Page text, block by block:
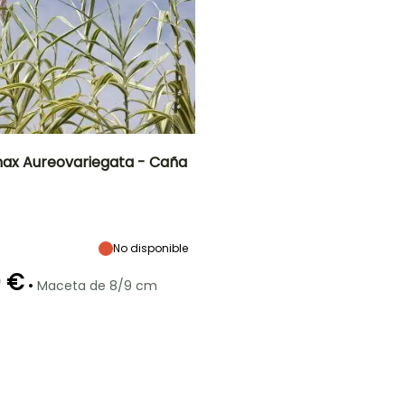
Aureovariegata - Caña
No disponible
€ • Maceta de 8/9 cm